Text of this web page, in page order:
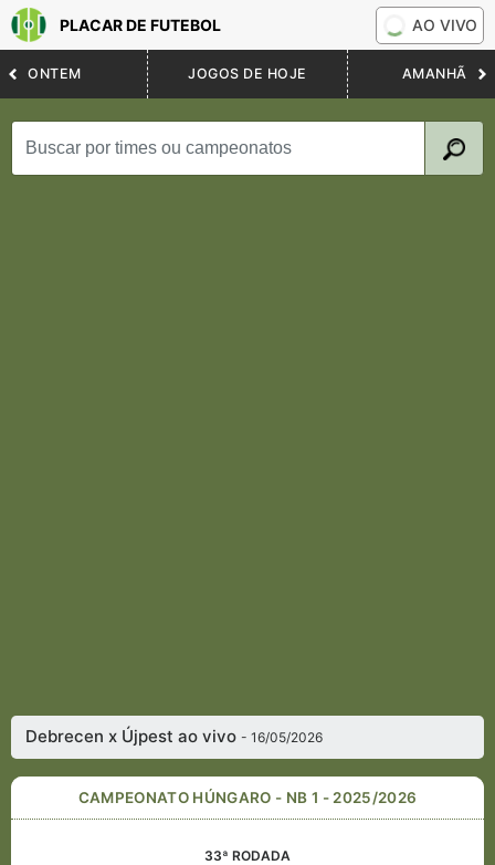
PLACAR DE FUTEBOL AO VIVO
ONTEM JOGOS DE HOJE AMANHÃ
Debrecen x Újpest ao vivo- 16/05/2026
CAMPEONATO HÚNGARO - NB 1 - 2025/2026
33ª RODADA